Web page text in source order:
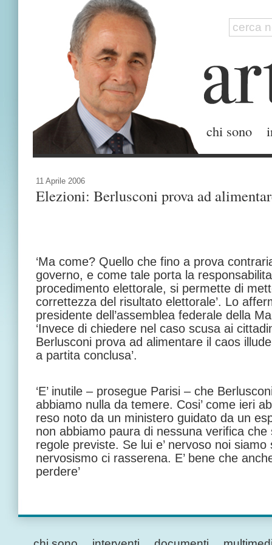
chi sono
11 Aprile 2006
Elezioni: Berlusconi prova ad
‘Ma come? Quello che fino a prova
governo, e come tale porta la
procedimento elettorale, si permette di
correttezza del risultato elettorale’. Lo
presidente dell’assemblea federale della
‘Invece di chiedere nel caso scusa ai
Berlusconi prova ad alimentare il caos
a partita conclusa’.
‘E’ inutile – prosegue Parisi – che
abbiamo nulla da temere. Cosi’ come ieri
reso noto da un ministero guidato da un
non abbiamo paura di nessuna verifica
regole previste. Se lui e’ nervoso noi
nervosismo ci rasserena. E’ bene che
perdere’